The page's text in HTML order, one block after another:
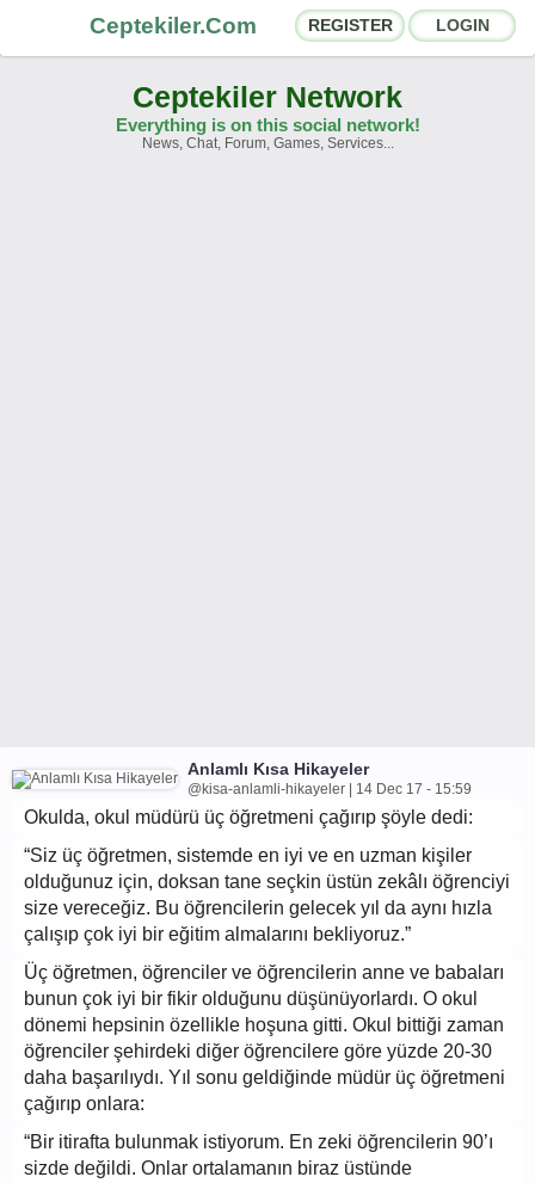
Ceptekiler.Com REGISTER LOGIN
Ceptekiler Network
Everything is on this social network!
News, Chat, Forum, Games, Services...
Anlamlı Kısa Hikayeler
@kisa-anlamli-hikayeler | 14 Dec 17 - 15:59
Okulda, okul müdürü üç öğretmeni çağırıp şöyle dedi:
“Siz üç öğretmen, sistemde en iyi ve en uzman kişiler
olduğunuz için, doksan tane seçkin üstün zekâlı öğrenciyi
size vereceğiz. Bu öğrencilerin gelecek yıl da aynı hızla
çalışıp çok iyi bir eğitim almalarını bekliyoruz.”
Üç öğretmen, öğrenciler ve öğrencilerin anne ve babaları
bunun çok iyi bir fikir olduğunu düşünüyorlardı. O okul
dönemi hepsinin özellikle hoşuna gitti. Okul bittiği zaman
öğrenciler şehirdeki diğer öğrencilere göre yüzde 20-30
daha başarılıydı. Yıl sonu geldiğinde müdür üç öğretmeni
çağırıp onlara:
“Bir itirafta bulunmak istiyorum. En zeki öğrencilerin 90’ı
sizde değildi. Onlar ortalamanın biraz üstünde